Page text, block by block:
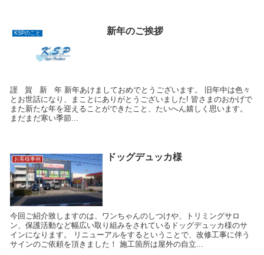
KSPのこと 新年のご挨拶
謹 賀 新 年 新年あけましておめでとうございます。 旧年中は色々
とお世話になり、まことにありがとうございました! 皆さまのおかげで
また新たな年を迎えることができたこと、たいへん嬉しく思います。
まだまだ寒い季節...
お客様事例 ドッグデュッカ様
今回ご紹介致しますのは、ワンちゃんのしつけや、トリミングサロ
ン、保護活動など幅広い取り組みをされているドッグデュッカ様のサ
インになります。 リニューアルをするということで、改修工事に伴う
サインのご依頼を頂きました！ 施工箇所は屋外の自立...